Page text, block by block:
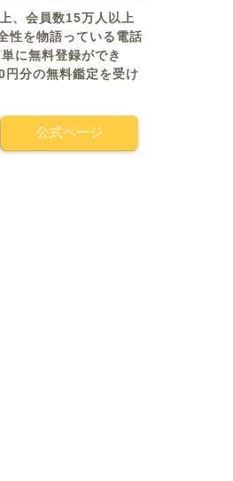
、会員数15万人以上
性を物語っている電話
に無料登録ができ
分の無料鑑定を受け
公式ページ